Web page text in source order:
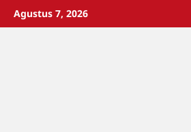
SkipAgustus 7, 2026